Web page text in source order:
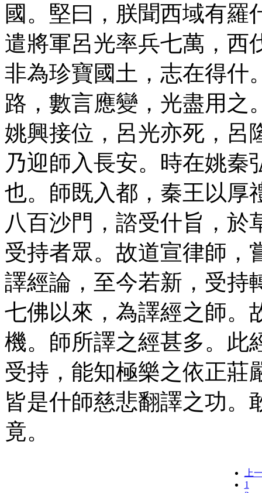
國。堅曰，朕聞西域有羅
遣將軍呂光率兵七萬，西
非為珍寶國土，志在得什
路，數言應變，光盡用之
姚興接位，呂光亦死，呂
乃迎師入長安。時在姚秦
也。師既入都，秦王以厚
八百沙門，諮受什旨，於
受持者眾。故道宣律師，
譯經論，至今若新，受持
七佛以來，為譯經之師。
機。師所譯之經甚多。此
受持，能知極樂之依正莊
皆是什師慈悲翻譯之功。
竟。
上
1